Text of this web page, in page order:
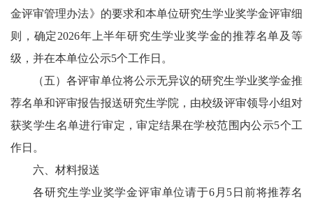
金评审管理办法》的要求和本单位研究生学业奖学金评审细
则，确定2026年上半年研究生学业奖学金的推荐名单及等
级，并在本单位公示5个工作日。
（五）各评审单位将公示无异议的研究生学业奖学金推
荐名单和评审报告报送研究生学院，由校级评审领导小组对
获奖学生名单进行审定，审定结果在学校范围内公示5个工
作日。
六、材料报送
各研究生学业奖学金评审单位请于6月5日前将推荐名